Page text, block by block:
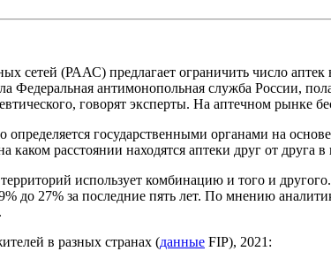
сетей (РААС) предлагает ограничить число
Федеральная антимонопольная служба России,
говорят эксперты. На аптечном рынке
государственными органами на
каком расстоянии находятся аптеки друг от друга
использует комбинацию и того и
до 27% за последние пять лет. По мнению
в разных странах (данные FIP), 2021: